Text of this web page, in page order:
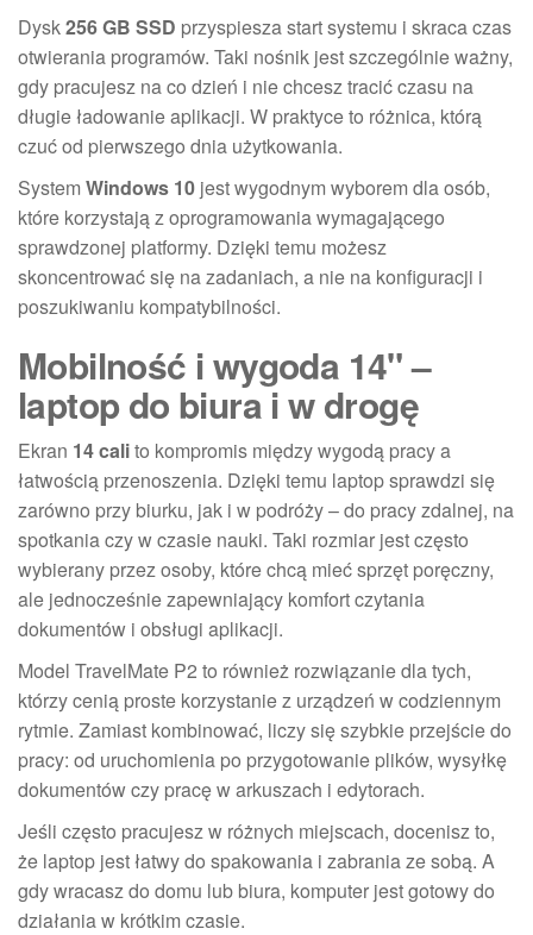
Dysk256 GB SSD przyspiesza start systemu i skraca czas
otwierania programów. Taki nośnik jest szczególnie ważny,
gdy pracujesz na co dzień i nie chcesz tracić czasu na
długie ładowanie aplikacji. W praktyce to różnica, którą
czuć od pierwszego dnia użytkowania.
System Windows 10 jest wygodnym wyborem dla osób,
które korzystają z oprogramowania wymagającego
sprawdzonej platformy. Dzięki temu możesz
skoncentrować się na zadaniach, a nie na konfiguracji i
poszukiwaniu kompatybilności.
Mobilność i wygoda 14" –
laptop do biura i w drogę
Ekran 14 calito kompromis między wygodą pracy a
łatwością przenoszenia. Dzięki temu laptop sprawdzi się
zarówno przy biurku, jak i w podróży – do pracy zdalnej, na
spotkania czy w czasie nauki. Taki rozmiar jest często
wybierany przez osoby, które chcą mieć sprzęt poręczny,
ale jednocześnie zapewniający komfort czytania
dokumentów i obsługi aplikacji.
Model TravelMate P2 to również rozwiązanie dla tych,
którzy cenią proste korzystanie z urządzeń w codziennym
rytmie. Zamiast kombinować, liczy się szybkie przejście do
pracy: od uruchomienia po przygotowanie plików, wysyłkę
dokumentów czy pracę w arkuszach i edytorach.
Jeśli często pracujesz w różnych miejscach, docenisz to,
że laptop jest łatwy do spakowania i zabrania ze sobą. A
gdy wracasz do domu lub biura, komputer jest gotowy do
działania w krótkim czasie.